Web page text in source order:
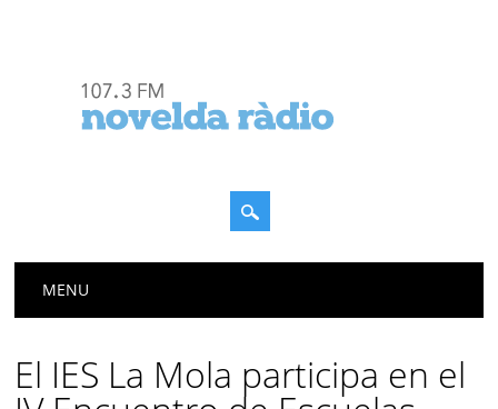
Menú principal
MENU
El IES La Mola participa en el